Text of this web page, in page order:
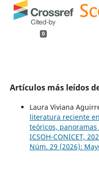
0
Artículos más leídos
Laura Viviana
literatura reciente
teóricos,
ICSOH-CONICET,
Núm. 29 (2026):